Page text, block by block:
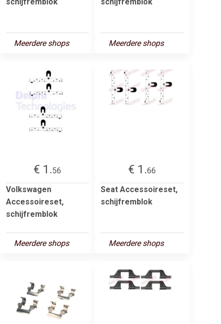
Meerdere shops Meerdere shops
€ 1.56
Volkswagen
Accessoireset,
schijfremblok
Meerdere shops
€ 1.66
Seat Accessoireset,
schijfremblok
Meerdere shops